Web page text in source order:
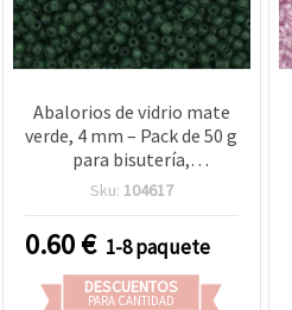
Abalorios de vidrio mate
verde, 4 mm – Pack de 50 g
para bisutería,
decoración, manualidades
Sku: 104617
0.60€ 1-8 paquete
DESCUENTOS
PARA CANTIDAD